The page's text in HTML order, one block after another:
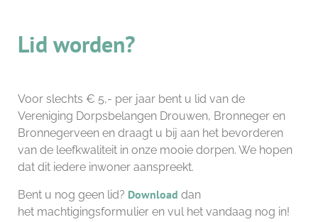
Lid worden?
Voor slechts € 5,- per jaar bent u lid van de
Vereniging Dorpsbelangen Drouwen, Bronneger en
Bronnegerveen en draagt u bij aan het bevorderen
van de leefkwaliteit in onze mooie dorpen. We hopen
dat dit iedere inwoner aanspreekt.
Bent u nog geen lid? Download dan
het machtigingsformulier en vul het vandaag nog in!